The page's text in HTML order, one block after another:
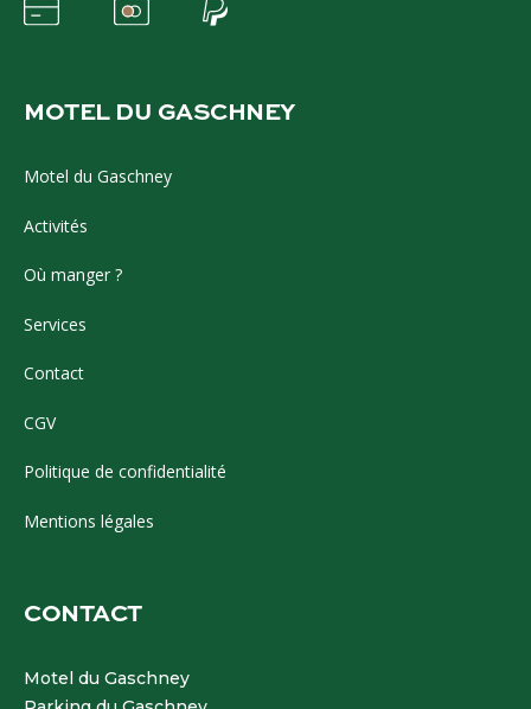
MOTEL DU GASCHNEY
Motel du Gaschney
Activités
Où manger ?
Services
Contact
CGV
Politique de confidentialité
Mentions légales
CONTACT
Motel du Gaschney